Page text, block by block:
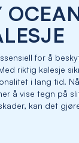
for å
riktig kalesje
i lang tid.
å vise tegn på
kan det